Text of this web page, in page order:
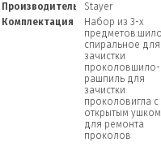
Производитель
Stayer
Комплектация
Набор из 3-х
спиральное для
зачистки
проколовшило-
рашпиль для
зачистки
проколовигла с
открытым ушком
для ремонта
проколов